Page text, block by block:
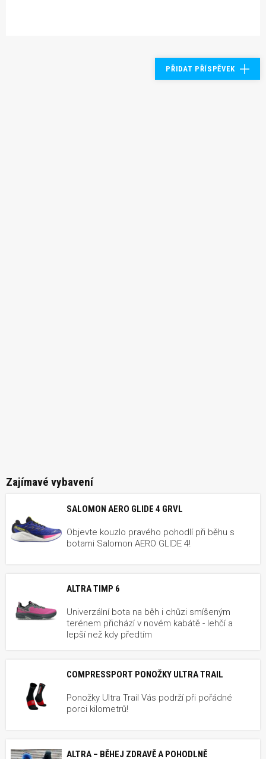
PŘIDAT PŘÍSPĚVEK
Zajímavé vybavení
SALOMON AERO GLIDE 4 GRVL
Objevte kouzlo pravého pohodlí při běhu s
botami Salomon AERO GLIDE 4!
ALTRA TIMP 6
Univerzální bota na běh i chůzi smíšeným
terénem přichází v novém kabátě - lehčí a
lepší než kdy předtím
COMPRESSPORT PONOŽKY ULTRA TRAIL
Ponožky Ultra Trail Vás podrží při pořádné
porci kilometrů!
ALTRA – BĚHEJ ZDRAVĚ A POHODLNĚ